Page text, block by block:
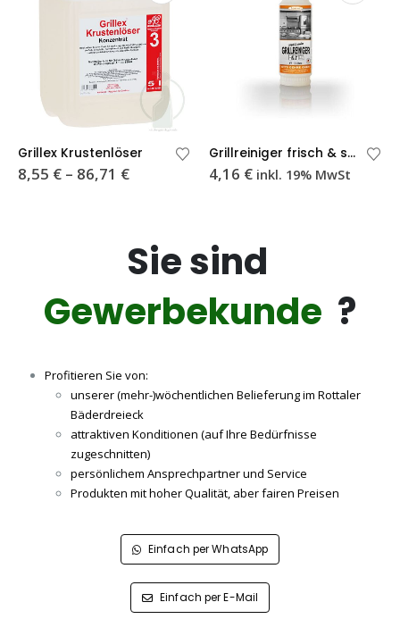
Grillex Krustenlöser
8,55 € – 86,71 €Preisspanne:
Grillreiniger frisch & sauber 1 Liter
4,16 € inkl. 19% MwSt
Sie sind
Gewerbekunde ?
Profitieren Sie von:
unserer (mehr-)wöchentlichen Belieferung im Rottaler
Bäderdreieck
attraktiven Konditionen (auf Ihre Bedürfnisse
zugeschnitten)
persönlichem Ansprechpartner und Service
Produkten mit hoher Qualität, aber fairen Preisen
Einfach per WhatsApp
Einfach per E-Mail